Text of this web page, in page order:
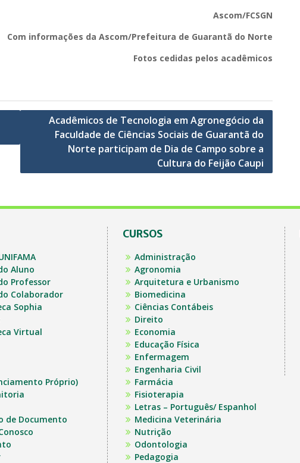
Ascom/FCSGN
Com informações da Ascom/Prefeitura de Guarantã do Norte
Fotos cedidas pelos acadêmicos
Acadêmicos de Tecnologia em Agronegócio da
Faculdade de Ciências Sociais de Guarantã do
Norte participam de Dia de Campo sobre a
Cultura do Feijão Caupi
Aluno
Professor
Colaborador
Sophia
Virtual
Próprio)
de Documento
CURSOS
Administração
Agronomia
Arquitetura e Urbanismo
Biomedicina
Ciências Contábeis
Direito
Economia
Educação Física
Enfermagem
Engenharia Civil
Farmácia
Fisioterapia
Letras – Português/ Espanhol
Medicina Veterinária
Nutrição
Odontologia
Pedagogia